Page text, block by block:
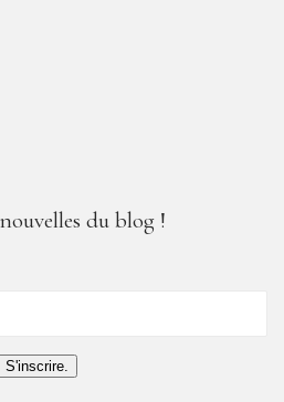
du blog !
S'inscrire.